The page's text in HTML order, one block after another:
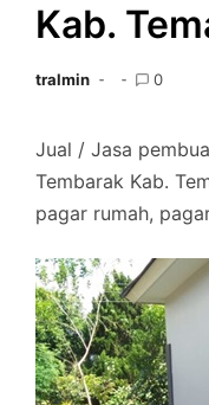
Kab.
tralmin 0
Jual / Jasa
Tembarak Kab.
pagar rumah,